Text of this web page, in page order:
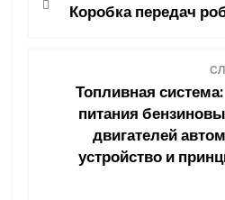
Коробка передач
Топливная
питания
двигателей
устройство и